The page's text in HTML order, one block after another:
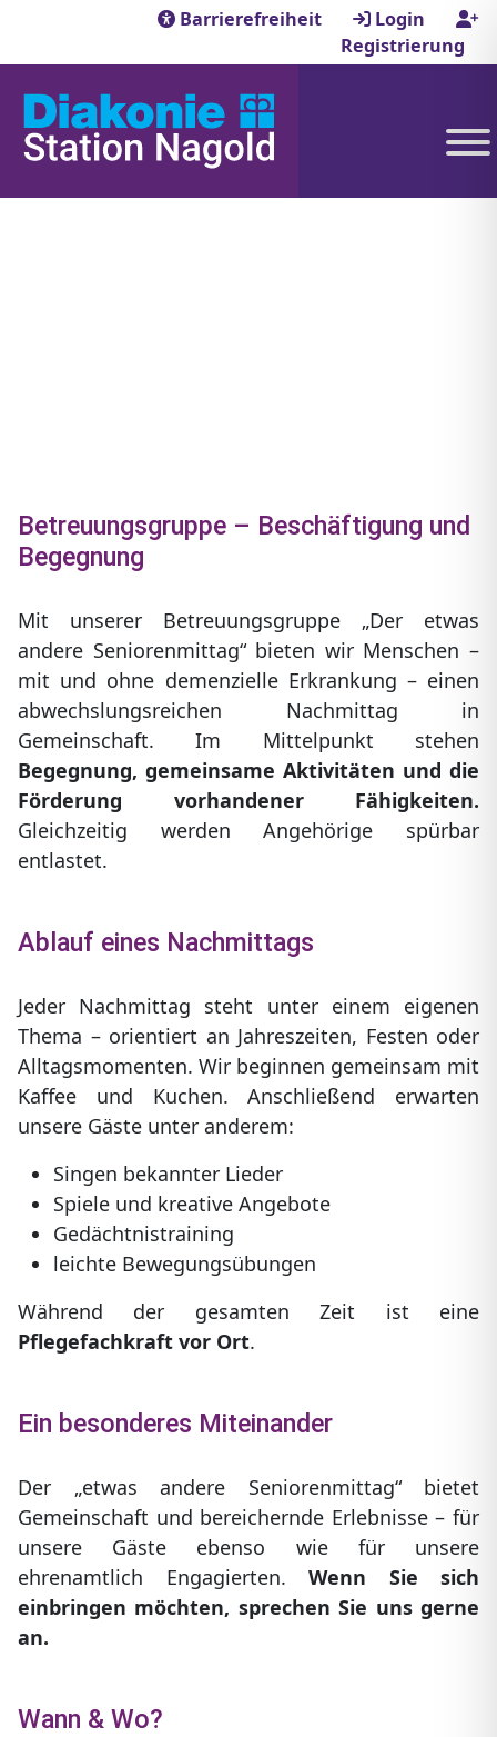
Barrierefreiheit
Login
Registrierung
Betreuungsgruppe – Beschäftigung und
Begegnung
Mit unserer Betreuungsgruppe „Der etwas
andere Seniorenmittag“ bieten wir Menschen –
mit und ohne demenzielle Erkrankung – einen
abwechslungsreichen Nachmittag in
Gemeinschaft. Im Mittelpunkt stehen
Begegnung, gemeinsame Aktivitäten und die
Förderung vorhandener Fähigkeiten.
Gleichzeitig werden Angehörige spürbar
entlastet.
Ablauf eines Nachmittags
Jeder Nachmittag steht unter einem eigenen
Thema – orientiert an Jahreszeiten, Festen oder
Alltagsmomenten. Wir beginnen gemeinsam mit
Kaffee und Kuchen. Anschließend erwarten
unsere Gäste unter anderem:
Singen bekannter Lieder
Spiele und kreative Angebote
Gedächtnistraining
leichte Bewegungsübungen
Während der gesamten Zeit ist eine
Pflegefachkraft vor Ort.
Ein besonderes Miteinander
Der „etwas andere Seniorenmittag“ bietet
Gemeinschaft und bereichernde Erlebnisse – für
unsere Gäste ebenso wie für unsere
ehrenamtlich Engagierten. Wenn Sie sich
einbringen möchten, sprechen Sie uns gerne
an.
Wann & Wo?